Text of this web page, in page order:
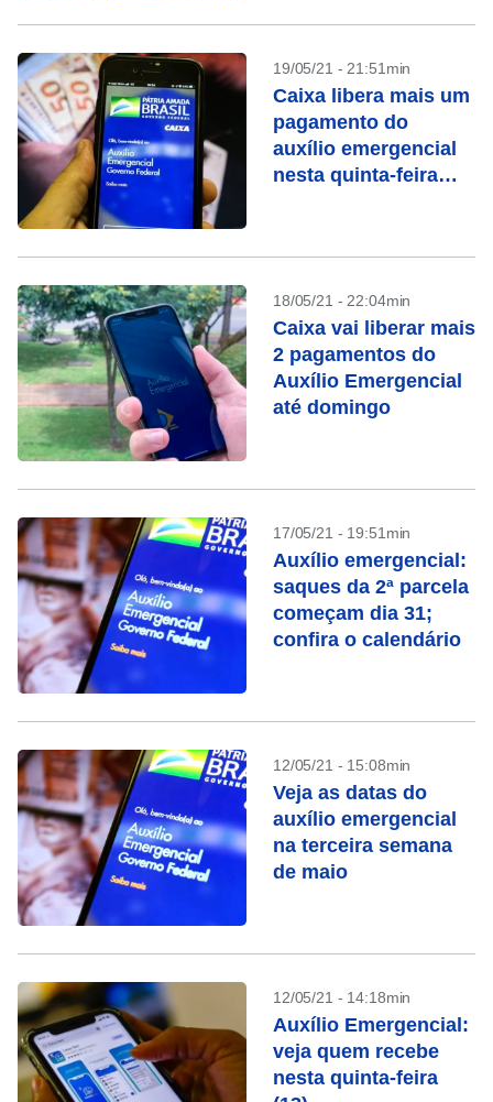
19/05/21 - 21:51min
Caixa libera mais um
pagamento do
auxílio emergencial
nesta quinta-feira
18/05/21 - 22:04min
Caixa vai liberar mais
2 pagamentos do
Auxílio Emergencial
até domingo
17/05/21 - 19:51min
Auxílio emergencial:
saques da 2ª parcela
começam dia 31;
confira o calendário
12/05/21 - 15:08min
Veja as datas do
auxílio emergencial
na terceira semana
de maio
12/05/21 - 14:18min
Auxílio Emergencial:
veja quem recebe
nesta quinta-feira